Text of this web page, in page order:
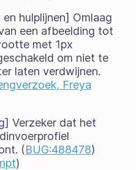
hulplijnen] Omlaag
een afbeelding tot
met 1px
om niet te
laten verdwijnen.
Freya
Verzeker dat het
(BUG:488478)
)